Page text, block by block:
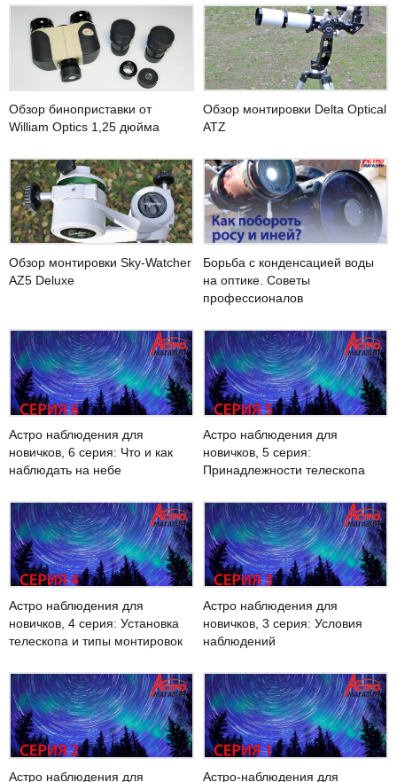
Обзор биноприставки от
William Optics 1,25 дюйма
Обзор монтировки Delta Optical
ATZ
Обзор монтировки Sky-Watcher
AZ5 Deluxe
Борьба с конденсацией воды
на оптике. Советы
профессионалов
Астро наблюдения для
новичков, 6 серия: Что и как
наблюдать на небе
Астро наблюдения для
новичков, 5 серия:
Принадлежности телескопа
Астро наблюдения для
новичков, 4 серия: Установка
телескопа и типы монтировок
Астро наблюдения для
новичков, 3 серия: Условия
наблюдений
Астро наблюдения для Астро-наблюдения для